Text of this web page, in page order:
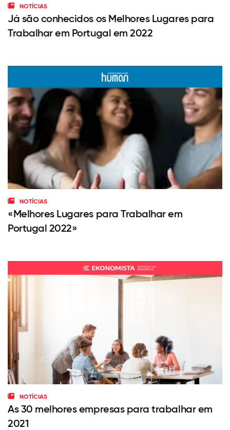
NOTÍCIAS
Já são conhecidos os Melhores Lugares para
Trabalhar em Portugal em 2022
NOTÍCIAS
«Melhores Lugares para Trabalhar em
Portugal 2022»
NOTÍCIAS
As 30 melhores empresas para trabalhar em
2021